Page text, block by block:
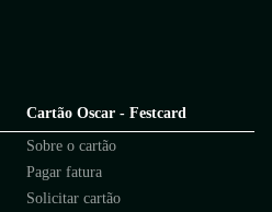
Cartão Oscar - Festcard
Sobre o cartão
Pagar fatura
Solicitar cartão